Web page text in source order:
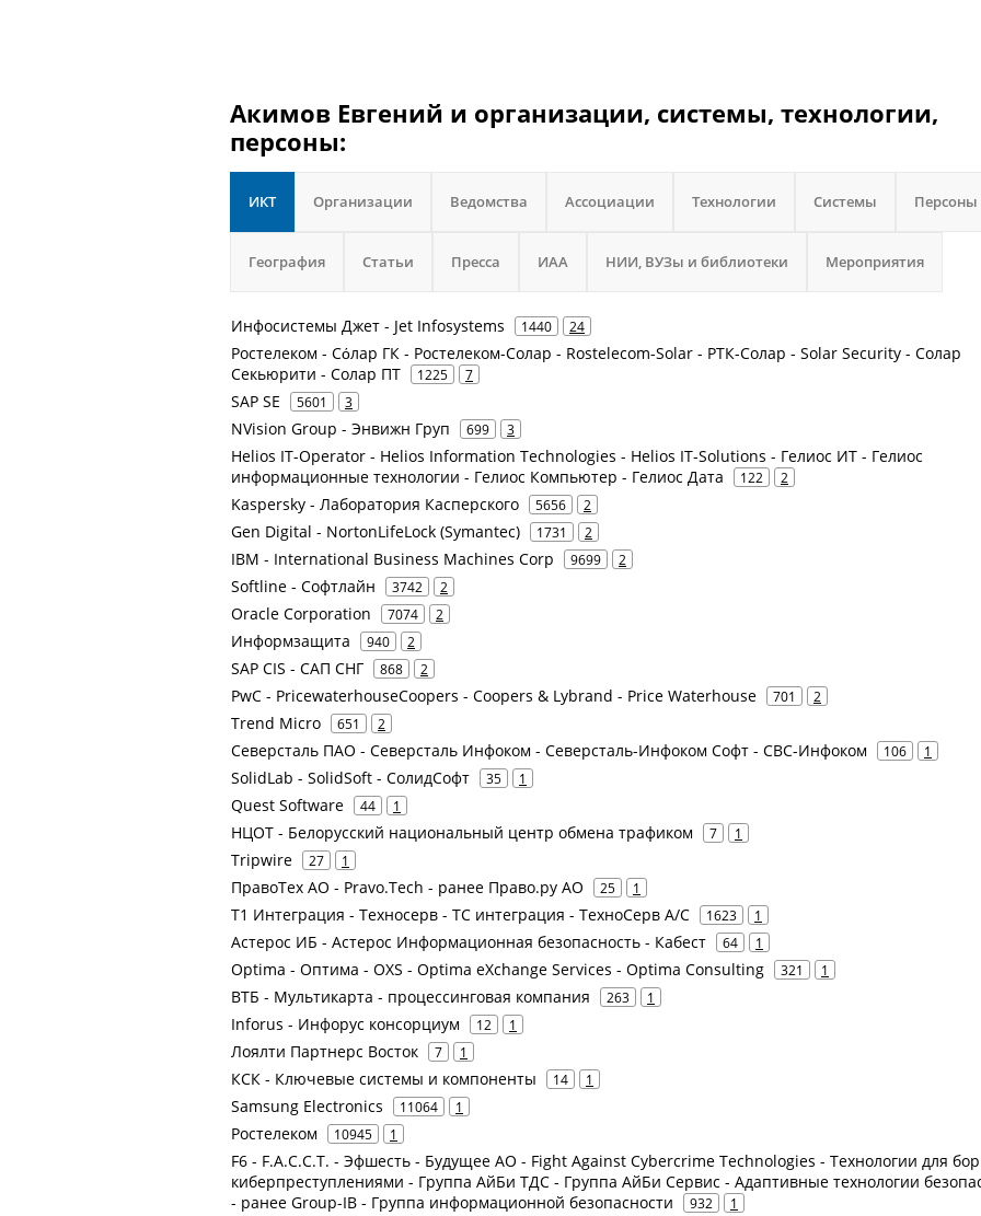
Акимов Евгений и организации, системы, технологии,
персоны:
ИКТ Организации Ведомства Ассоциации Технологии Системы Персоны
География Статьи Пресса ИАА НИИ, ВУЗы и библиотеки Мероприятия
Инфосистемы Джет - Jet Infosystems 1440 24
Ростелеком - Сόлар ГК - Ростелеком-Солар - Rostelecom-Solar - РТК-Солар - Solar Security - Солар
Секьюрити - Солар ПТ
1225 7
SAP SE 5601 3
NVision Group - Энвижн Груп 699 3
Helios IT-Operator - Helios Information Technologies - Helios IT-Solutions - Гелиос ИТ - Гелиос
информационные технологии - Гелиос Компьютер - Гелиос Дата
122 2
Kaspersky - Лаборатория Касперского 5656 2
Gen Digital - NortonLifeLock (Symantec) 1731 2
IBM - International Business Machines Corp 9699 2
Softline - Софтлайн 3742 2
Oracle Corporation 7074 2
Информзащита 940 2
SAP CIS - САП СНГ 868 2
PwC - PricewaterhouseCoopers - Coopers & Lybrand - Price Waterhouse 701 2
Trend Micro 651 2
Северсталь ПАО - Северсталь Инфоком - Северсталь-Инфоком Софт - СВС-Инфоком 106 1
SolidLab - SolidSoft - СолидСофт 35 1
Quest Software 44 1
НЦОТ - Белорусский национальный центр обмена трафиком 7 1
Tripwire 27 1
ПравоТех АО - Pravo.Tech - ранее Право.ру АО 25 1
Т1 Интеграция - Техносерв - ТС интеграция - ТехноСерв А/С 1623 1
Астерос ИБ - Астерос Информационная безопасность - Кабест 64 1
Optima - Оптима - OXS - Optima eXchange Services - Optima Consulting 321 1
ВТБ - Мультикарта - процессинговая компания 263 1
Inforus - Инфорус консорциум 12 1
Лоялти Партнерс Восток 7 1
КСК - Ключевые системы и компоненты 14 1
Samsung Electronics 11064 1
Ростелеком 10945 1
F6 - F.A.С.С.T. - Эфшесть - Будущее АО - Fight Against Cybercrime Technologies - Технологии для
киберпреступлениями - Группа АйБи ТДС - Группа АйБи Сервис - Адаптивные технологии
- ранее Group-IB - Группа информационной безопасности
932 1